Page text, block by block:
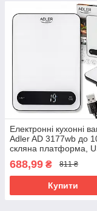
Електронні кухонні
Adler AD 3177wb до
скляна платформа,
688,99 ₴ 811 ₴
Купити